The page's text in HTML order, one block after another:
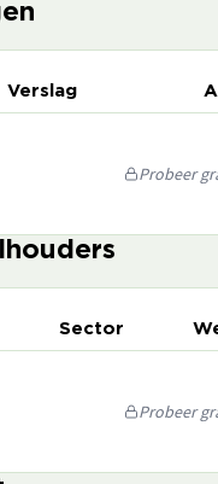
Verslag
Probeer
Sector
Probeer